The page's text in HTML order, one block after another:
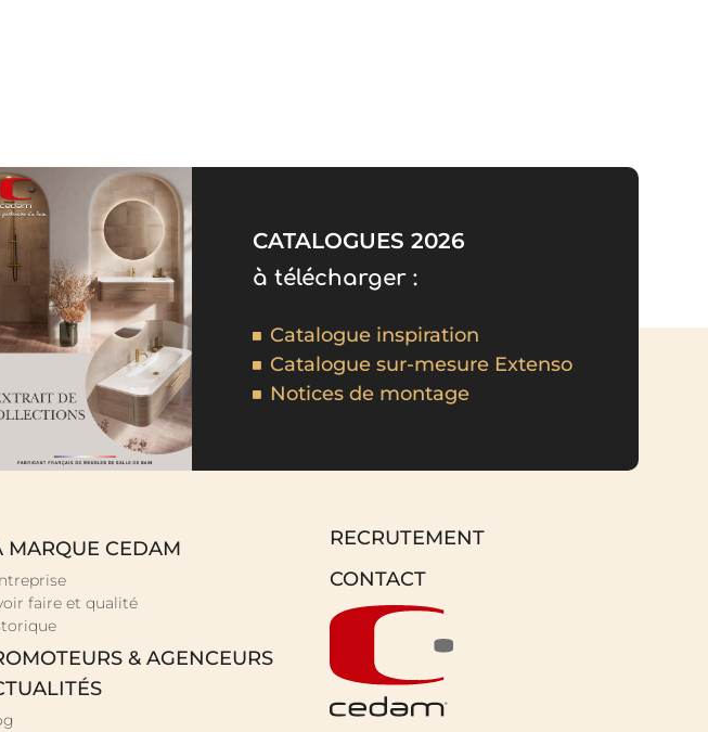
CATALOGUES 2026
à télécharger :
Catalogue inspiration
Catalogue sur-mesure Extenso
Notices de montage
MARQUE CEDAM
faire et qualité
& AGENCEURS
RECRUTEMENT
CONTACT